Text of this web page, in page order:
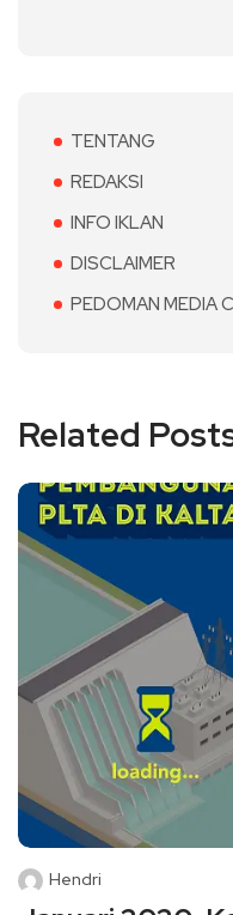
TENTANG
REDAKSI
INFO IKLAN
DISCLAIMER
PEDOMAN MEDIA
Related
Hendri